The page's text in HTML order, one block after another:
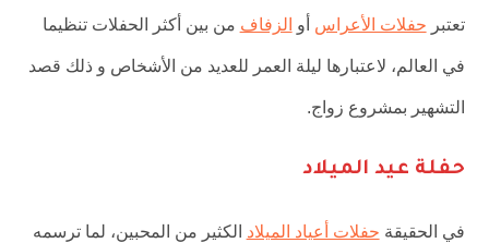
تعتبر حفلات الأعراس أو الزفاف من بين أكثر الحفلات تنظيما
في العالم، لاعتبارها ليلة العمر للعديد من الأشخاص و ذلك قصد
التشهير بمشروع زواج.
حفلة عيد الميلاد
في الحقيقة حفلات أعياد الميلاد الكثير من المحبين، لما ترسمه